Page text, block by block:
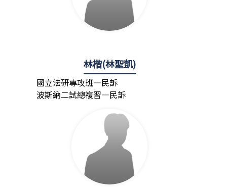
林楷(林聖凱)
國立法研專攻班—民訴
波斯納二試總複習—民訴